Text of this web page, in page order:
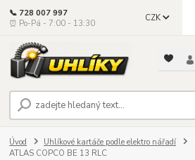
CZK
📞 728 007 997
⏰ Po-Pá - 7:00 - 13:30
Úvod Uhlíkové kartáče podle elektro nářadí
ATLAS COPCO BE 13 RLC